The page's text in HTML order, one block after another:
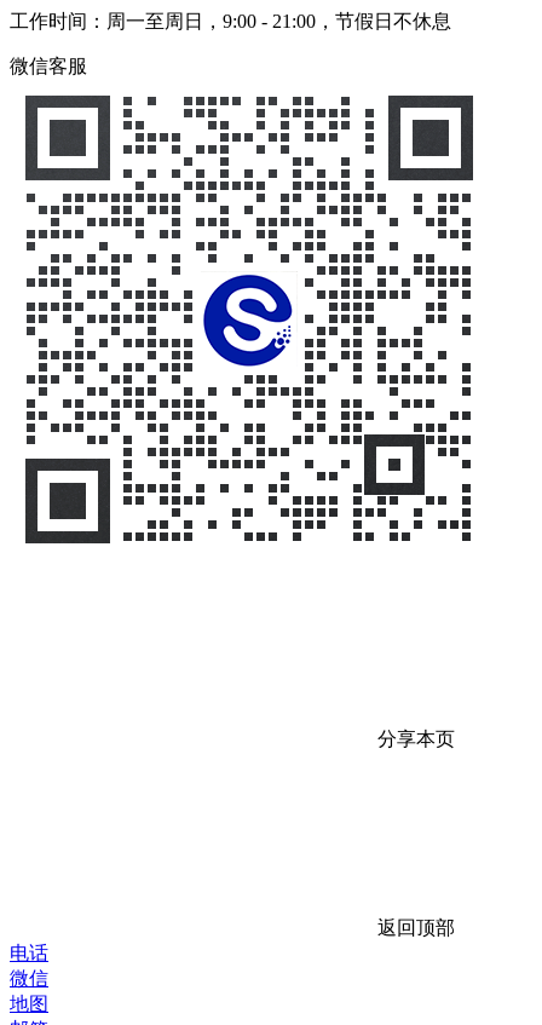
工作时间：周一至周日，9:00 - 21:00，节假日不休息
微信客服
分享本页
返回顶部
电话
微信
地图